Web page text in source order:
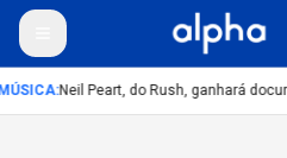
:Neil Peart, do Rush, ganhará